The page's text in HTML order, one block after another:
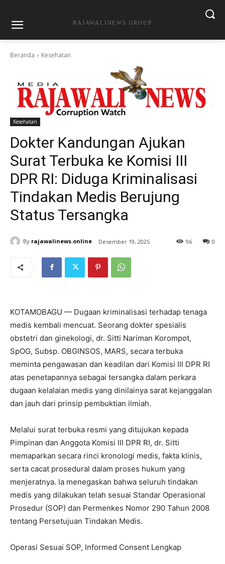
RAJAWALINEWS GROUP
Beranda Kesehatan
Kesehatan
Dokter Kandungan Ajukan
Surat Terbuka ke Komisi III
DPR RI: Diduga Kriminalisasi
Tindakan Medis Berujung
Status Tersangka
By rajawalinews.online Desember 19, 2025 0
96
KOTAMOBAGU — Dugaan kriminalisasi terhadap tenaga
medis kembali mencuat. Seorang dokter spesialis
obstetri dan ginekologi, dr. Sitti Nariman Korompot,
SpOG, Subsp. OBGINSOS, MARS, secara terbuka
meminta pengawasan dan keadilan dari Komisi III DPR RI
atas penetapannya sebagai tersangka dalam perkara
dugaan kelalaian medis yang dinilainya sarat kejanggalan
dan jauh dari prinsip pembuktian ilmiah.
Melalui surat terbuka resmi yang ditujukan kepada
Pimpinan dan Anggota Komisi III DPR RI, dr. Sitti
memaparkan secara rinci kronologi medis, fakta klinis,
serta cacat prosedural dalam proses hukum yang
menjeratnya. Ia menegaskan bahwa seluruh tindakan
medis yang dilakukan telah sesuai Standar Operasional
Prosedur (SOP) dan Permenkes Nomor 290 Tahun 2008
tentang Persetujuan Tindakan Medis.
Operasi Sesuai SOP, Informed Consent Lengkap